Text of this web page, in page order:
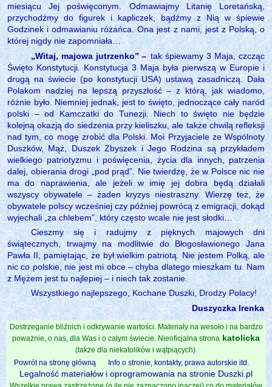
miesiącu Jej poświęconym. Odmawiajmy Litanię Loretańską,
przychodźmy do figurek i kapliczek, bądźmy z Nią w śpiewie
Godzinek i odmawianiu różańca. Ona jest z nami, jest z Polską, o
której nigdy nie zapomniała…
„Witaj, majowa jutrzenko” – tak śpiewamy 3 Maja, czcząc
Święto Konstytucji. Konstytucja 3 Maja była pierwszą w Europie i
drugą na świecie (po konstytucji USA) ustawą zasadniczą. Dała
Polakom nadziej na lepszą przyszłość – z którą, jak wiadomo,
różnie było. Niemniej jednak, jest to święto, jednoczące cały naród
polski – od Kamczatki do Tunezji. Niech to święto nie będzie
kolejną okazją do siedzenia przy kieliszku, ale także chwilą refleksji
nad tym, co mogę zrobić dla Polski. Moi Przyjaciele ze Wspólnoty
Duszków, Mąż, Duszek Zbyszek i Jego Rodzina są przykładem
wielkiego patriotyzmu i poświęcenia, życia dla innych, patrzenia
dalej, obierania drogi „pod prąd”. Nie twierdzę, że w Polsce nic nie
ma do naprawienia, ale jeżeli w imię jej dobra będą działali
wszyscy obywatele – żaden kryzys niestraszny. Wierzę też, że
obywatele polscy wcześniej czy później powrócą z emigracji, dokąd
wyjechali „za chlebem”, który często wcale nie jest słodki…
Cieszmy się i radujmy z pięknych majowych dni
świątecznych, trwajmy na modlitwie do Błogosławionego Jana
Pawła II, pamiętając, że był wielkim patriotą. Nie jestem Polką, ale
nic co polskie, nie jest mi obce – chyba dlatego mieszkam tu. Nam
z Mężem jest tu najlepiej – i niech tak zostanie.
Wszystkiego najlepszego, Kochane Duszki, Drodzy Polacy!
Duszyczka Irenka
Dostrzeganie bliźnich i odkrywanie wartości. Materiały na wesoło i na bardzo
poważnie, o nas, dla Was i o całym świecie. Nieoficjalna strona katolicka
(także dla niekatolików i wątpiących).
Powrót na stronę główną
Info o stronie, kontakty, prawa autorskie itd.
Legalność materiałów i oprogramowania na stronie Duszki.pl